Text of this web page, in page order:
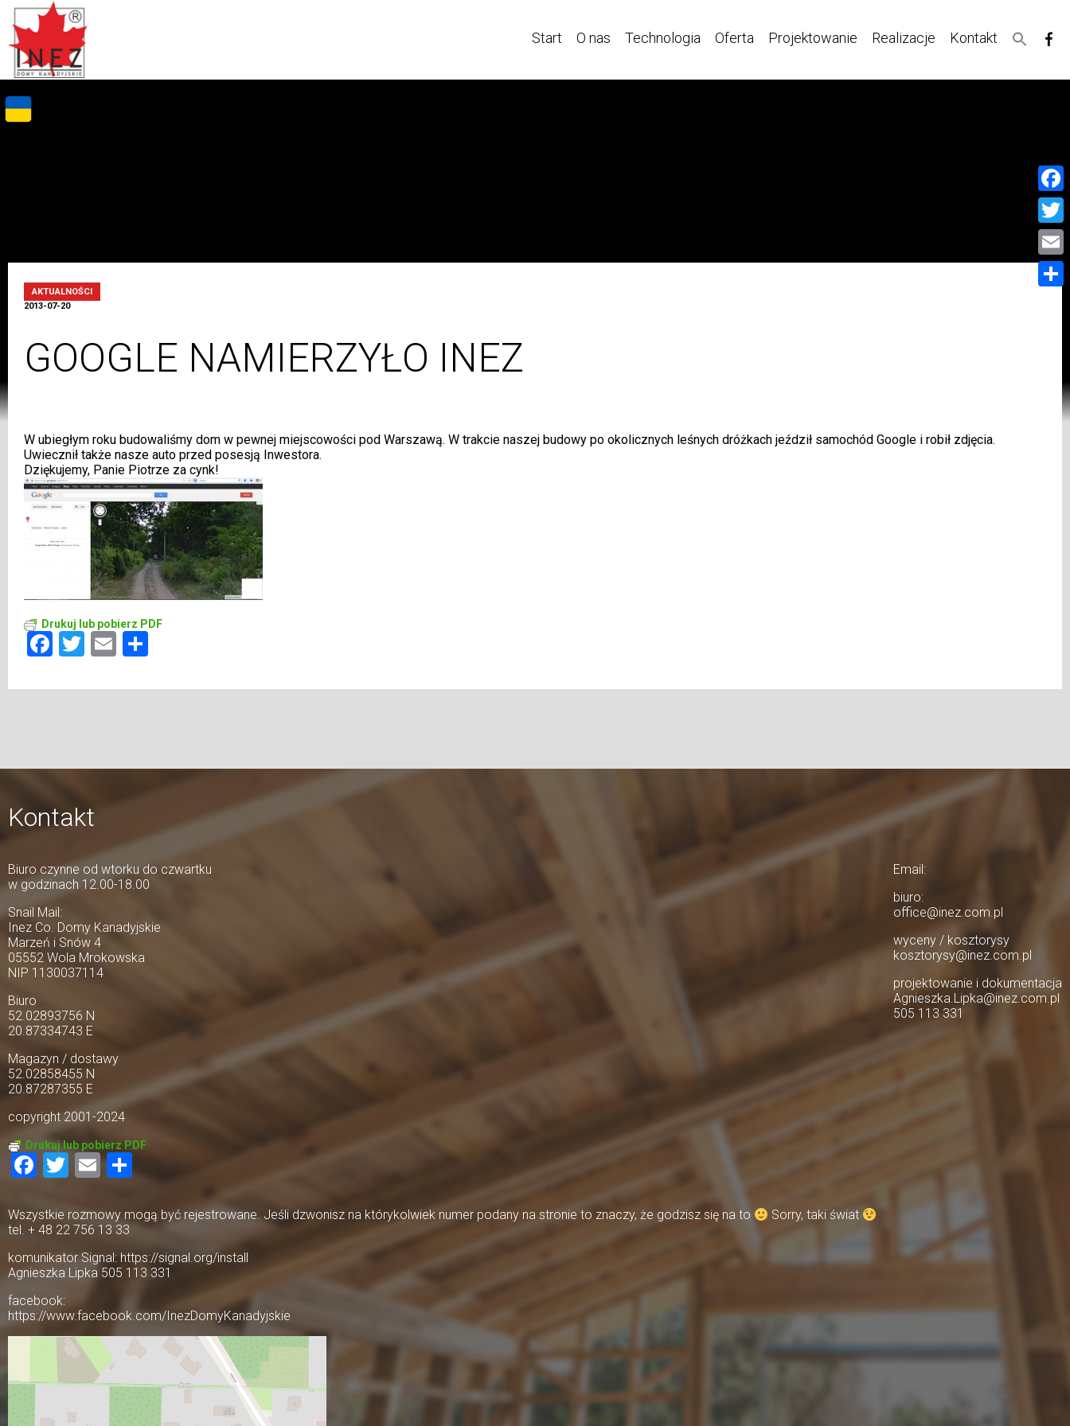
Start O nas Technologia Oferta Projektowanie Realizacje Kontakt
AKTUALNOŚCI
2013-07-20
GOOGLE NAMIERZYŁO INEZ
W ubiegłym roku budowaliśmy dom w pewnej miejscowości pod Warszawą. W trakcie naszej budowy po okolicznych leśnych dróżkach jeździł samochód Google i robił zdjęcia.
Uwiecznił także nasze auto przed posesją Inwestora.
Dziękujemy, Panie Piotrze za cynk!
Drukuj lub pobierz PDF
Facebook
Twitter
Email
Kontakt
Biuro czynne od wtorku do czwartku
w godzinach 12.00-18.00
Snail Mail:
Inez Co. Domy Kanadyjskie
Marzeń i Snów 4
05552 Wola Mrokowska
NIP 1130037114
Biuro
52.02893756 N
20.87334743 E
Magazyn / dostawy
52.02858455 N
20.87287355 E
copyright 2001-2024
Drukuj lub pobierz PDF
Facebook
Twitter
EmailShare
Email:
biuro:
office@inez.com.pl
wyceny / kosztorysy
kosztorysy@inez.com.pl
projektowanie i dokumentacja
Agnieszka.Lipka@inez.com.pl
505 113 331
Wszystkie rozmowy mogą być rejestrowane. Jeśli dzwonisz na którykolwiek numer podany na stronie to znaczy, że godzisz się na to
Sorry, taki świat
tel. + 48 22 756 13 33
komunikator Signal: https://signal.org/install
Agnieszka Lipka 505 113 331
facebook:
https://www.facebook.com/InezDomyKanadyjskie
Email